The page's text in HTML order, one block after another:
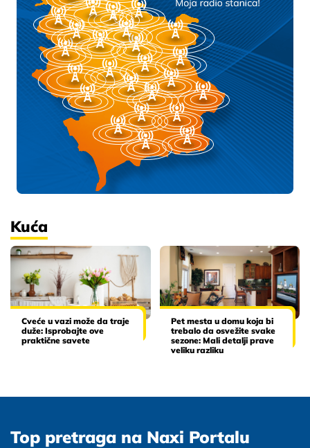
Kuća
Cveće u vazi može da traje
duže: Isprobajte ove
praktične savete
Pet mesta u domu koja bi
trebalo da osvežite svake
sezone: Mali detalji prave
veliku razliku
Top pretraga na Naxi Portalu